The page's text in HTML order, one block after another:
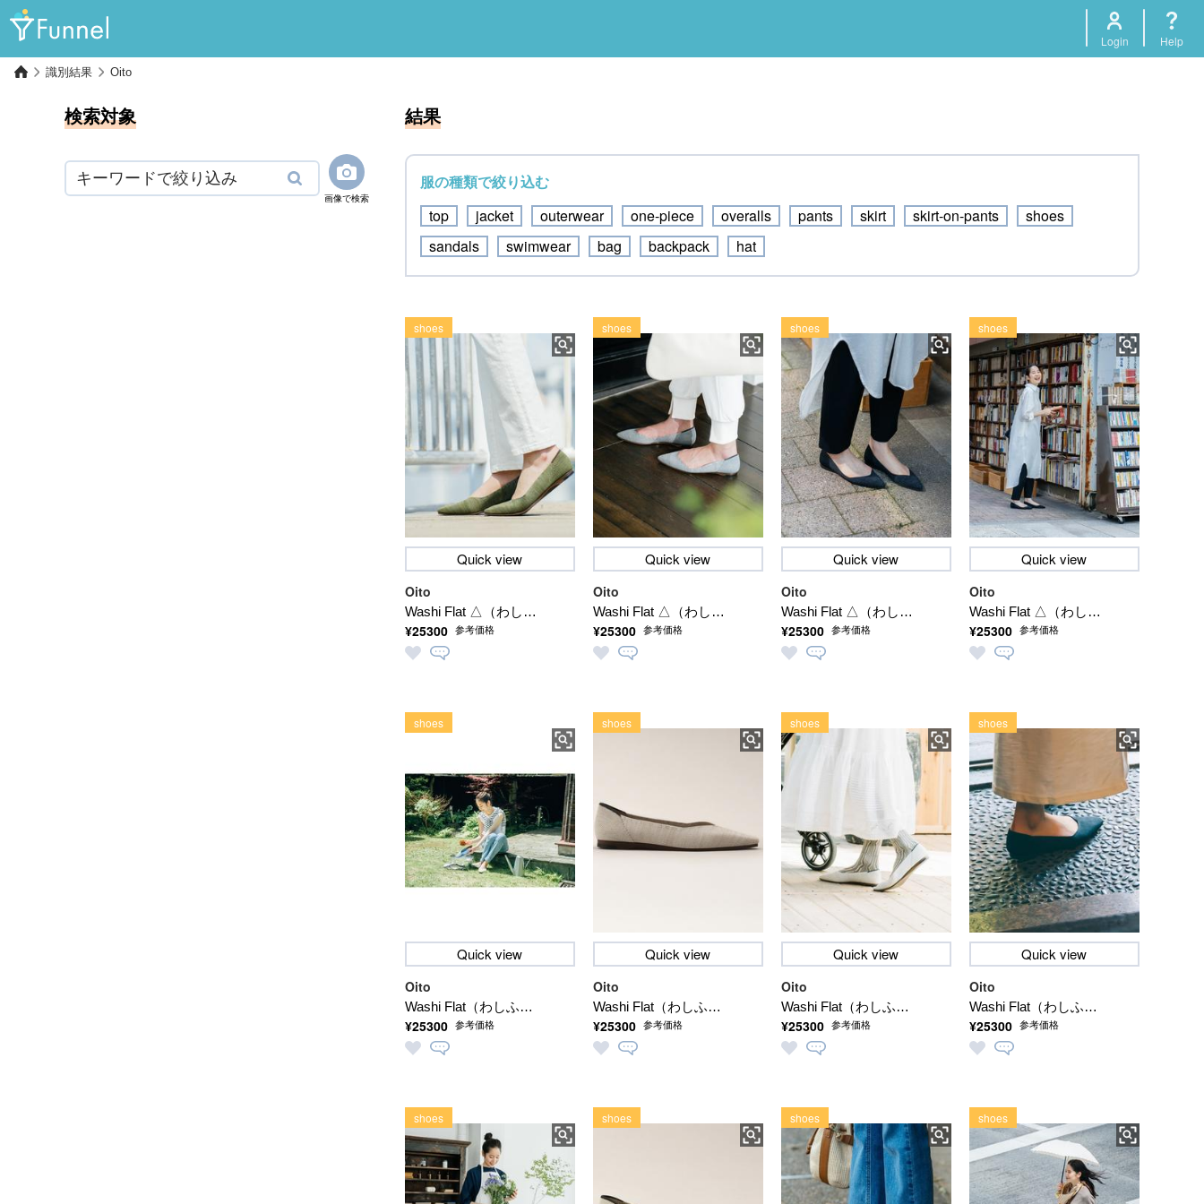
Login Help
識別結果 Oito
検索対象
画像で検索
結果
服の種類で絞り込む
top jacket outerwear one-piece overalls pants skirt skirt-on-pants
shoes
sandals
swimwear bag backpack hat
Quick view
Washi Flat △（わしふ
らっと さんかく）
【洗える】
Oito
¥25300 参考価格
shoes
Quick view
Washi Flat △（わしふ
らっと さんかく）
【洗える】
Oito
¥25300 参考価格
shoes
Quick view
Washi Flat △（わしふ
らっと さんかく）
【洗える】
Oito
¥25300 参考価格
shoes
Quick view
Washi Flat △（わしふ
らっと さんかく）
【洗える】
Oito
¥25300 参考価格
shoes
Quick view
Washi Flat（わしふら
っと）【洗える】
Oito
¥25300 参考価格
shoes
Quick view
Washi Flat（わしふら
っと）【洗える】
Oito
¥25300 参考価格
shoes
Quick view
Washi Flat（わしふら
っと）【洗える】
Oito
¥25300 参考価格
shoes
Quick view
Washi Flat（わしふら
っと）【洗える】
Oito
¥25300 参考価格
shoes
shoes shoes shoes shoes